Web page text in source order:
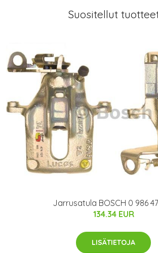
Suositellut
Jarrusatula BOSCH 0 986
134.34 EUR
LISÄTIETOJA